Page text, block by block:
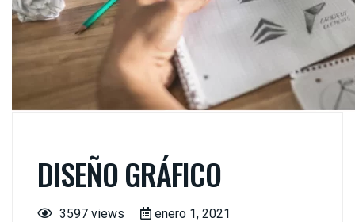
DISEÑO GRÁFICO
3597 views enero 1, 2021